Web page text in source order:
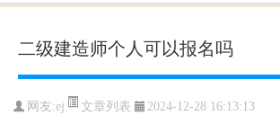
二级建造师个人可以报名吗
网友:ej 文章列表 2024-12-28 16:13:13